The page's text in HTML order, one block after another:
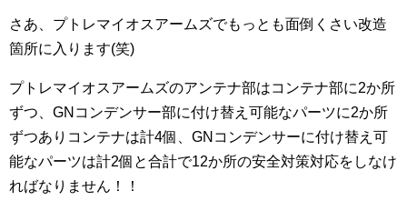
さあ、プトレマイオスアームズでもっとも面倒くさい改造
箇所に入ります(笑)
プトレマイオスアームズのアンテナ部はコンテナ部に2か所
ずつ、GNコンデンサー部に付け替え可能なパーツに2か所
ずつありコンテナは計4個、GNコンデンサーに付け替え可
能なパーツは計2個と合計で12か所の安全対策対応をしなけ
ればなりません！！